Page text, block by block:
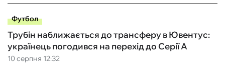
Футбол
10 серпня 12:32
Трубін наближається до трансферу в Ювентус:
українець погодився на перехід до Серії А